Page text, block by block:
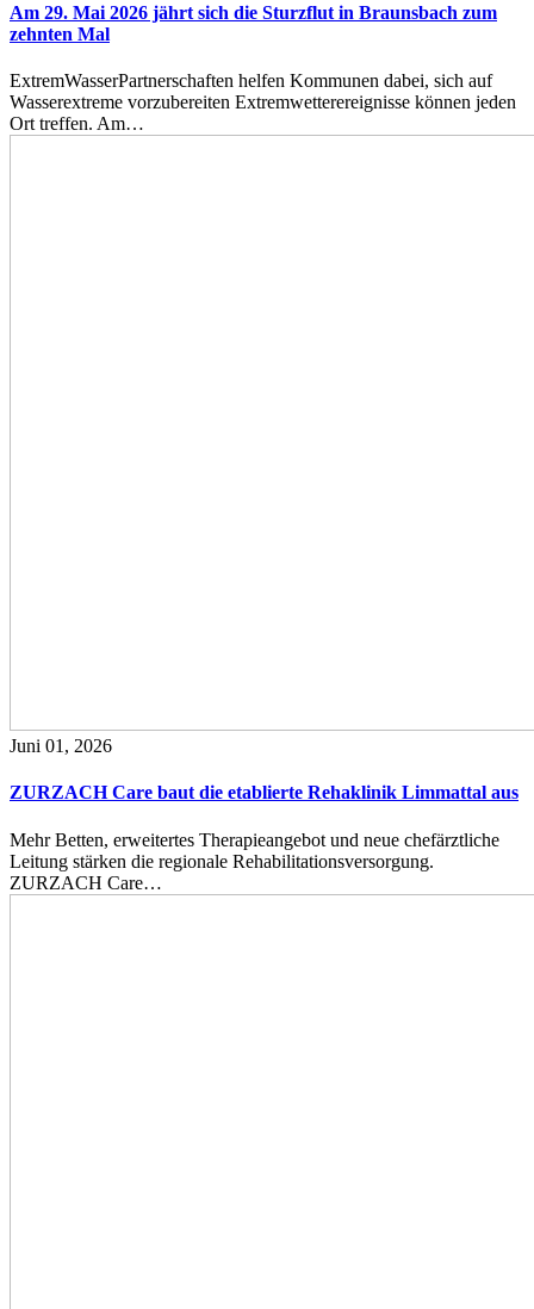
Am 29. Mai 2026 jährt sich die Sturzflut in Braunsbach zum
zehnten Mal
ExtremWasserPartnerschaften helfen Kommunen dabei, sich auf
Wasserextreme vorzubereiten Extremwetterereignisse können jeden
Ort treffen. Am…
Juni 01, 2026
ZURZACH Care baut die etablierte Rehaklinik Limmattal aus
Mehr Betten, erweitertes Therapieangebot und neue chefärztliche
Leitung stärken die regionale Rehabilitationsversorgung.
ZURZACH Care…